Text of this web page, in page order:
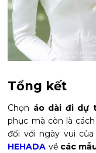
Tổng kết
Chọn áo dài đi dự
phục mà còn là
đối với ngày vui
HEHADA về các